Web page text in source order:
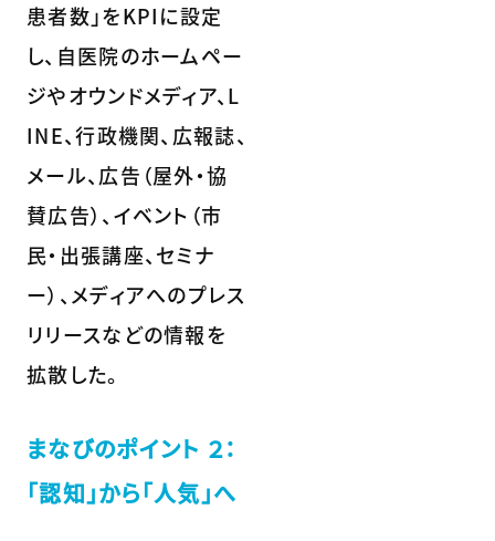
患者数」をKPIに設定
し、自医院のホームペー
ジやオウンドメディア、L
INE、行政機関、広報誌、
メール、広告（屋外・協
賛広告）、イベント（市
民・出張講座、セミナ
ー）、メディアへのプレス
リリースなどの情報を
拡散した。
まなびのポイント ２：
「認知」から「人気」へ